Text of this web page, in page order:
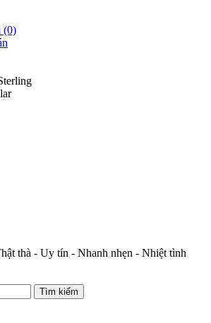
(0)
thà - Uy tín - Nhanh nhẹn - Nhiệt tình
Tìm kiếm